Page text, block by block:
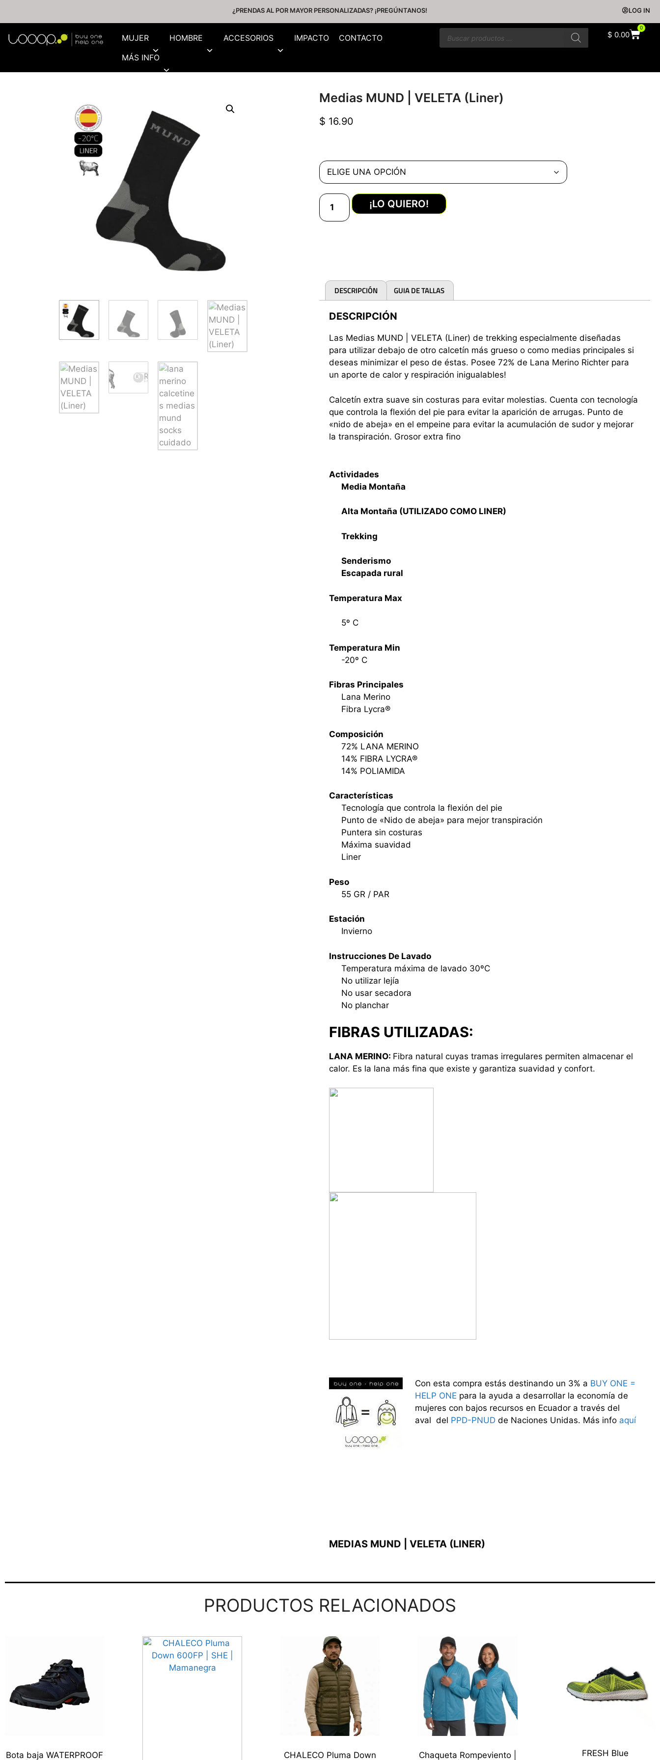
¿PRENDAS AL POR MAYOR PERSONALIZADAS? ¡PREGÚNTANOS! LOG IN
MUJER HOMBRE ACCESORIOS IMPACTO
CONTACTO
MÁS INFO
$ 0.00
0
Medias MUND | VELETA (Liner)
$ 16.90
¡LO QUIERO!
DESCRIPCIÓN GUIA DE TALLAS
DESCRIPCIÓN
Las Medias MUND | VELETA (Liner) de trekking especialmente diseñadas
para utilizar debajo de otro calcetín más grueso o como medias principales si
deseas minimizar el peso de éstas. Posee 72% de Lana Merino Richter para
un aporte de calor y respiración inigualables!
Calcetín extra suave sin costuras para evitar molestias. Cuenta con tecnología
que controla la flexión del pie para evitar la aparición de arrugas. Punto de
«nido de abeja» en el empeine para evitar la acumulación de sudor y mejorar
la transpiración. Grosor extra fino
Actividades
Media Montaña
Alta Montaña (UTILIZADO COMO LINER)
Trekking
Senderismo
Escapada rural
Temperatura Max
5º C
Temperatura Min
-20º C
Fibras Principales
Lana Merino
Fibra Lycra®
Composición
72% LANA MERINO
14% FIBRA LYCRA®
14% POLIAMIDA
Características
Tecnología que controla la flexión del pie
Punto de «Nido de abeja» para mejor transpiración
Puntera sin costuras
Máxima suavidad
Liner
Peso
55 GR / PAR
Estación
Invierno
Instrucciones De Lavado
Temperatura máxima de lavado 30ºC
No utilizar lejía
No usar secadora
No planchar
FIBRAS UTILIZADAS:
LANA MERINO: Fibra natural cuyas tramas irregulares permiten almacenar el
calor. Es la lana más fina que existe y garantiza suavidad y confort.
Con esta compra estás destinando un 3% a BUY ONE =
HELP ONE para la ayuda a desarrollar la economía de
mujeres con bajos recursos en Ecuador a través del
aval del PPD-PNUD de Naciones Unidas. Más info aquí
MEDIAS MUND | VELETA (LINER)
PRODUCTOS RELACIONADOS
Bota baja WATERPROOF CHALECO Pluma Down Chaqueta Rompeviento | FRESH Blue